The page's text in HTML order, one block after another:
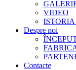
VIDEO
Despre noi
Contacte